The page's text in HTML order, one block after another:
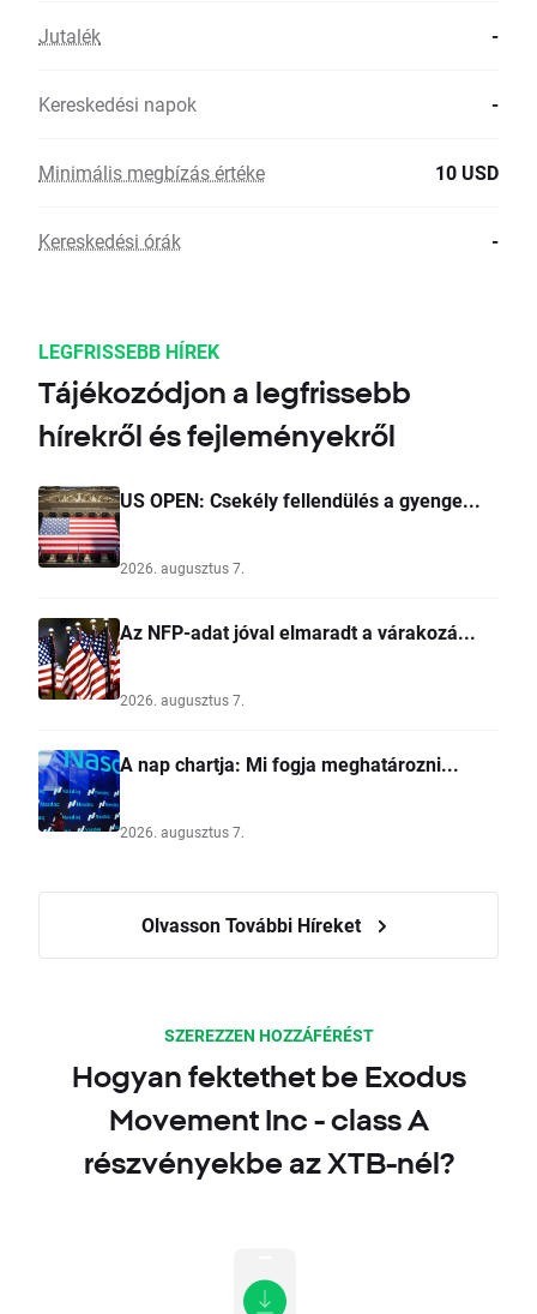
Jutalék -
Kereskedési napok -
Minimális megbízás értéke 10 USD
Kereskedési órák -
LEGFRISSEBB HÍREK
Tájékozódjon a legfrissebb
hírekről és fejleményekről
US OPEN: Csekély fellendülés a gyenge...
2026. augusztus 7.
Az NFP-adat jóval elmaradt a várakozá...
2026. augusztus 7.
A nap chartja: Mi fogja meghatározni...
2026. augusztus 7.
Olvasson További Híreket
SZEREZZEN HOZZÁFÉRÉST
Hogyan fektethet be Exodus
Movement Inc - class A
részvényekbe az XTB-nél?